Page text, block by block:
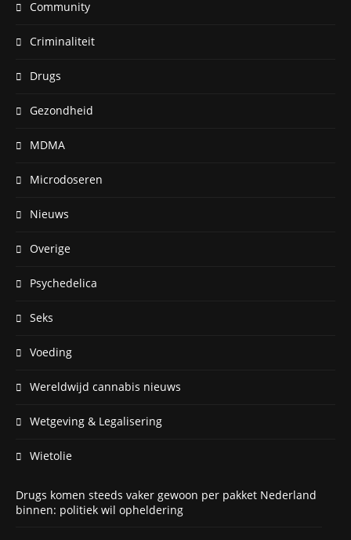
Community
Criminaliteit
Drugs
Gezondheid
MDMA
Microdoseren
Nieuws
Overige
Psychedelica
Seks
Voeding
Wereldwijd cannabis nieuws
Wetgeving & Legalisering
Wietolie
Drugs komen steeds vaker gewoon per pakket Nederland
binnen: politiek wil opheldering